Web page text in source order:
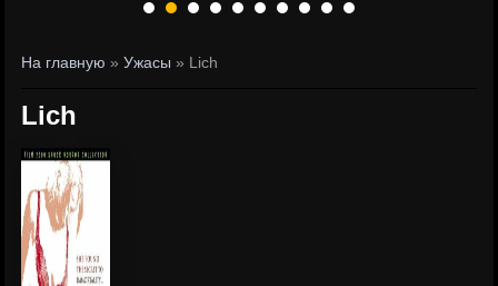
На главную »Ужасы » Lich
Lich